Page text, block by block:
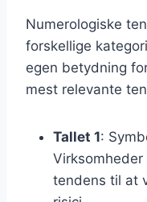
Numerologiske
forskellige
egen betydning
mest relevante
Tallet 1:
tendens til at